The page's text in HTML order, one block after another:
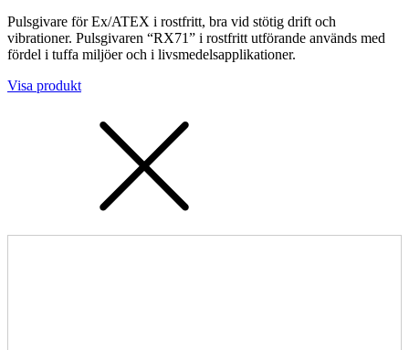
Pulsgivare för Ex/ATEX i rostfritt, bra vid stötig drift och
vibrationer. Pulsgivaren “RX71” i rostfritt utförande används med
fördel i tuffa miljöer och i livsmedelsapplikationer.
Visa produkt